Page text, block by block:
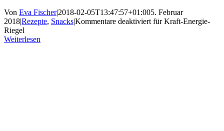
Von Eva Fischer|2018-02-05T13:47:57+01:005. Februar
2018|Rezepte, Snacks|Kommentare deaktiviert für Kraft-Energie-
Riegel
Weiterlesen